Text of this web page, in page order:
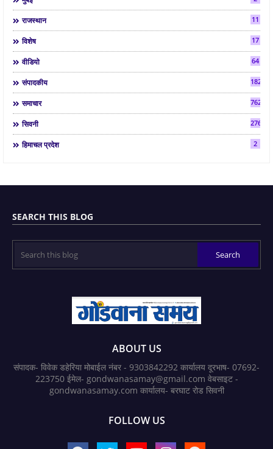
राजस्थान 11
विशेष 17
वीडियो 64
संपादकीय 182
समाचार 7624
सिवनी 2763
हिमाचल प्रदेश 2
SEARCH THIS BLOG
ABOUT US
संपादक- विवेक डहेरिया मोबाईल नंबर - 9303842292 कार्यालय दूरभाष- 07692-
223750 ईमेल- gondwanasamay@gmail.com वेबसाइट -
gondwanasamay.com कार्यालय- बरघाट रोड सिवनी
FOLLOW US